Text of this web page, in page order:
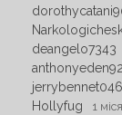
deangelo7343
Hollyfug 1